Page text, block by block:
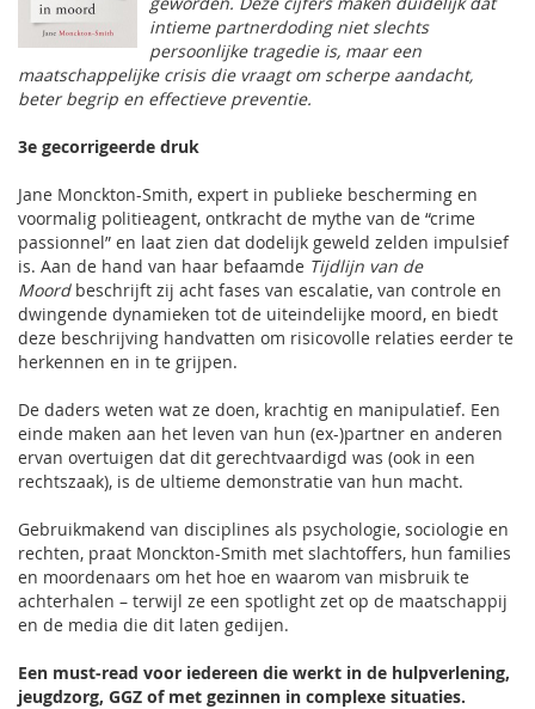
intieme partnerdoding niet slechts
persoonlijke tragedie is, maar een
maatschappelijke crisis die vraagt om scherpe aandacht,
beter begrip en effectieve preventie.
3e gecorrigeerde druk
Jane Monckton-Smith, expert in publieke bescherming en
voormalig politieagent, ontkracht de mythe van de “crime
passionnel” en laat zien dat dodelijk geweld zelden impulsief
is. Aan de hand van haar befaamde Tijdlijn van de
Moord beschrijft zij acht fases van escalatie, van controle en
dwingende dynamieken tot de uiteindelijke moord, en biedt
deze beschrijving handvatten om risicovolle relaties eerder te
herkennen en in te grijpen.
De daders weten wat ze doen, krachtig en manipulatief. Een
einde maken aan het leven van hun (ex-)partner en anderen
ervan overtuigen dat dit gerechtvaardigd was (ook in een
rechtszaak), is de ultieme demonstratie van hun macht.
Gebruikmakend van disciplines als psychologie, sociologie en
rechten, praat Monckton-Smith met slachtoffers, hun families
en moordenaars om het hoe en waarom van misbruik te
achterhalen – terwijl ze een spotlight zet op de maatschappij
en de media die dit laten gedijen.
Een must-read voor iedereen die werkt in de hulpverlening,
jeugdzorg, GGZ of met gezinnen in complexe situaties.